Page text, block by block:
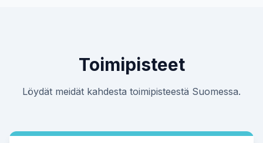
Toimipisteet
Löydät meidät kahdesta toimipisteestä Suomessa.